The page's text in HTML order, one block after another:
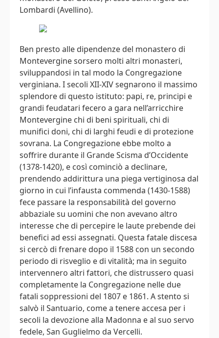
Lombardi (Avellino).
Ben presto alle dipendenze del monastero di
Montevergine sorsero molti altri monasteri,
sviluppandosi in tal modo la Congregazione
verginiana. I secoli XII-XIV segnarono il massimo
splendore di questo istituto: papi, re, principi e
grandi feudatari fecero a gara nell’arricchire
Montevergine chi di beni spirituali, chi di
munifici doni, chi di larghi feudi e di protezione
sovrana. La Congregazione ebbe molto a
soffrire durante il Grande Scisma d’Occidente
(1378-1420), e così cominciò a declinare,
prendendo addirittura una piega vertiginosa dal
giorno in cui l’infausta commenda (1430-1588)
fece passare la responsabilità del governo
abbaziale su uomini che non avevano altro
interesse che di percepire le laute prebende dei
benefici ad essi assegnati. Questa fatale discesa
si cercò di frenare dopo il 1588 con un secondo
periodo di risveglio e di vitalità; ma in seguito
intervennero altri fattori, che distrussero quasi
completamente la Congregazione nelle due
fatali soppressioni del 1807 e 1861. A stento si
salvò il Santuario, come a tenere accesa per i
secoli la devozione alla Madonna e al suo servo
fedele, San Guglielmo da Vercelli.